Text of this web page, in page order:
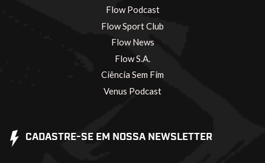
Flow Podcast
Flow Sport Club
Flow News
Flow S.A.
Ciência Sem Fim
Venus Podcast
CADASTRE-SE EM NOSSA NEWSLETTER